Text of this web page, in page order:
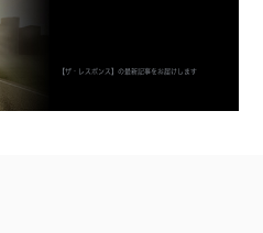
【ザ・レスポンス】の最新記事をお届けします